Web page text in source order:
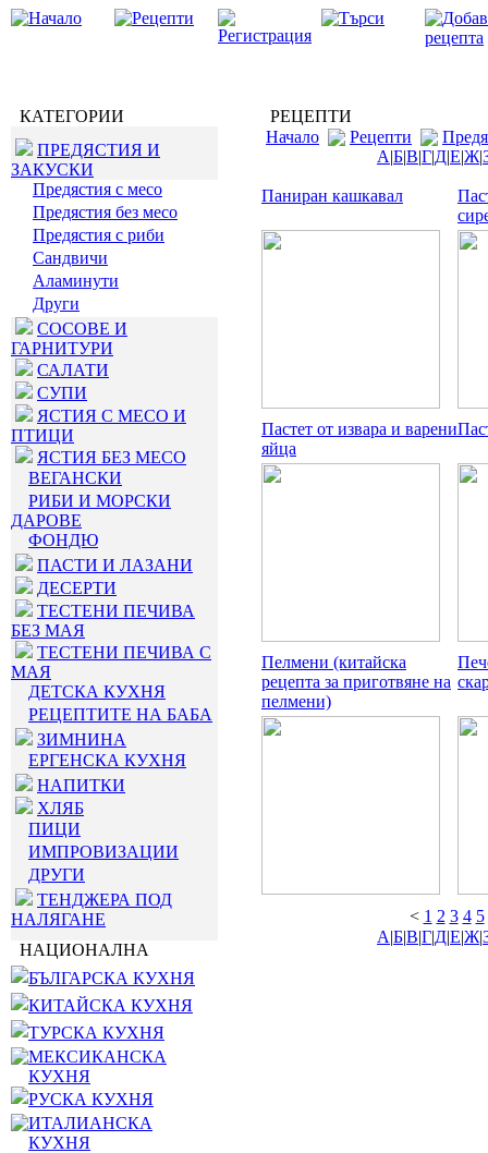
КАТЕГОРИИ
ПРЕДЯСТИЯ И
ЗАКУСКИ
Предястия с месо
Предястия без месо
Предястия с риби
Сандвичи
Аламинути
Други
СОСОВЕ И
ГАРНИТУРИ
САЛАТИ
СУПИ
ЯСТИЯ С МЕСО И
ПТИЦИ
ЯСТИЯ БЕЗ МЕСО
ВЕГАНСКИ
РИБИ И МОРСКИ
ДАРОВЕ
ФОНДЮ
ПАСТИ И ЛАЗАНИ
ДЕСЕРТИ
ТЕСТЕНИ ПЕЧИВА
БЕЗ МАЯ
ТЕСТЕНИ ПЕЧИВА С
МАЯ
ДЕТСКА КУХНЯ
РЕЦЕПТИТЕ НА БАБА
ЗИМНИНА
ЕРГЕНСКА КУХНЯ
НАПИТКИ
ХЛЯБ
ПИЦИ
ИМПРОВИЗАЦИИ
ДРУГИ
ТЕНДЖЕРА ПОД
НАЛЯГАНЕ
НАЦИОНАЛНА
БЪЛГАРСКА КУХНЯ
КИТАЙСКА КУХНЯ
ТУРСКА КУХНЯ
МЕКСИКАНСКА
КУХНЯ
РУСКА КУХНЯ
ИТАЛИАНСКА
КУХНЯ
РЕЦЕПТИ
Начало
Рецепти
А|Б|В|Г|Д|Е|Ж|
Паниран кашкавал
Пастет от извара и варени
яйца
Пелмени (китайска
рецепта за приготвяне на
пелмени)
< 1 2 3 4 5
А|Б|В|Г|Д|Е|Ж|